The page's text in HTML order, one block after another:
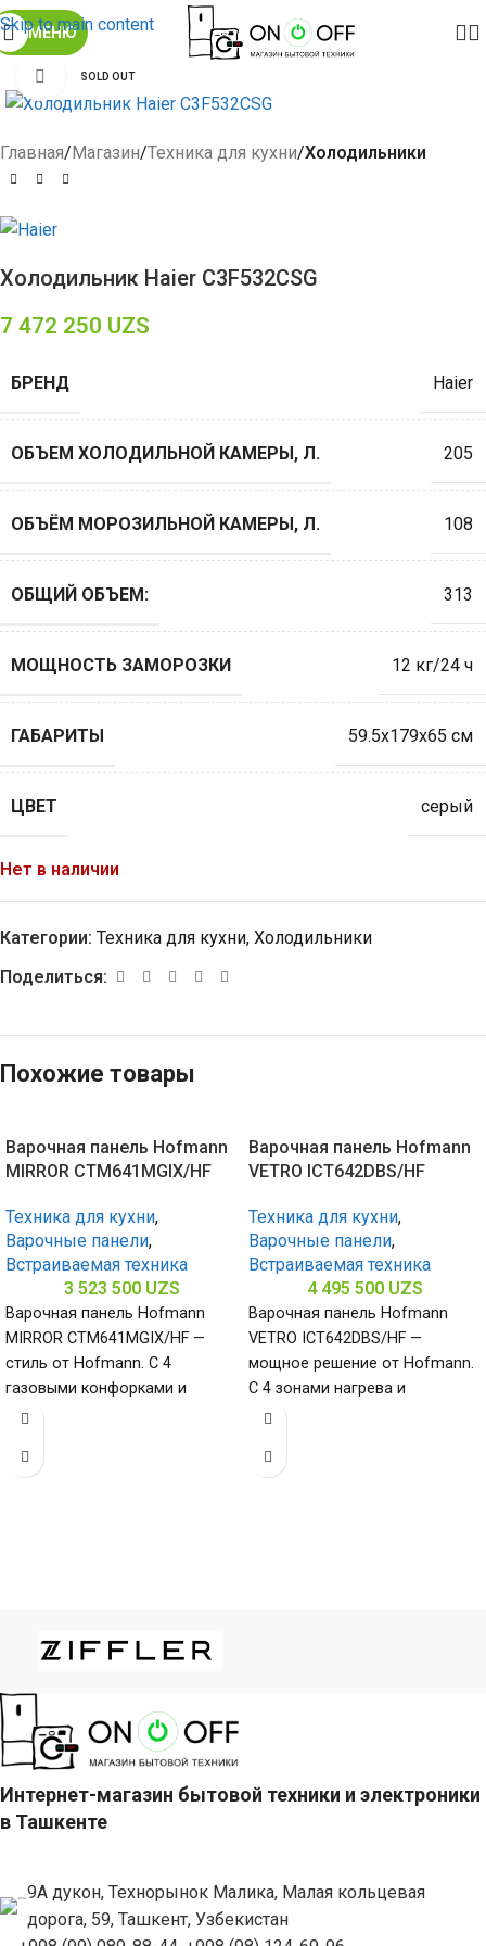
Skip to main content
МЕНЮ
SOLD OUT
Click to enlarge
Главная Магазин Техника для кухни Холодильники
Холодильник Haier C3F532CSG
7 472 250 UZS
БРЕНД Haier
ОБЪЕМ ХОЛОДИЛЬНОЙ КАМЕРЫ, Л. 205
ОБЪЁМ МОРОЗИЛЬНОЙ КАМЕРЫ, Л. 108
ОБЩИЙ ОБЪЕМ: 313
МОЩНОСТЬ ЗАМОРОЗКИ 12 кг/24 ч
ГАБАРИТЫ 59.5x179x65 см
ЦВЕТ серый
Нет в наличии
Категории: Техника для кухни, Холодильники
Поделиться:
Похожие товары
Варочная панель Hofmann
MIRROR CTM641MGIX/HF
Техника для кухни,
Варочные панели,
Встраиваемая техника
3 523 500 UZS
Варочная панель Hofmann
MIRROR CTM641MGIX/HF —
стиль от Hofmann. С 4
газовыми конфорками и
поверхностью из
(габариты 65
Варочная панель Hofmann
VETRO ICT642DBS/HF
Техника для кухни,
Варочные панели,
Встраиваемая техника
4 495 500 UZS
Варочная панель Hofmann
VETRO ICT642DBS/HF —
мощное решение от Hofmann.
С 4 зонами нагрева и
стеклокерамической
Интернет-магазин бытовой техники и электроники
в Ташкенте
9А дукон, Технорынок Малика, Малая кольцевая
дорога, 59, Ташкент, Узбекистан